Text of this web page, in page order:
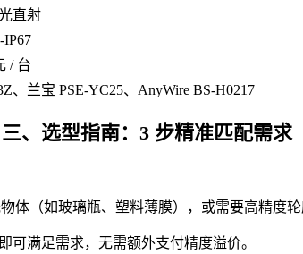
直射
IP67
/ 台
、兰宝 PSE-YC25、AnyWire BS-H0217
三、选型指南：3 步精准匹配需求
体（如玻璃瓶、塑料薄膜），或需要高精度
可满足需求，无需额外支付精度溢价。